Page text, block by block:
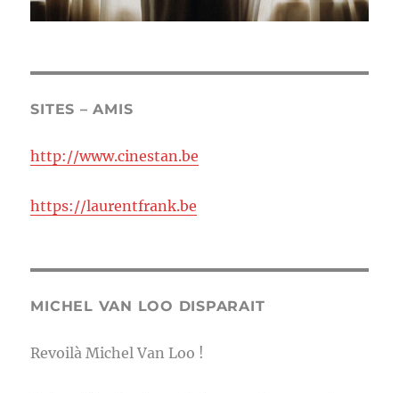
SITES – AMIS
http://www.cinestan.be
https://laurentfrank.be
MICHEL VAN LOO DISPARAIT
Revoilà Michel Van Loo !